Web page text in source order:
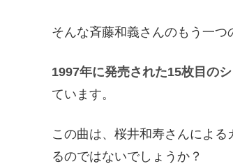
そんな斉藤和義さんのもう一つ
1997年に発売された15枚目の
ています。
この曲は、桜井和寿さんによ
るのではないでしょうか？